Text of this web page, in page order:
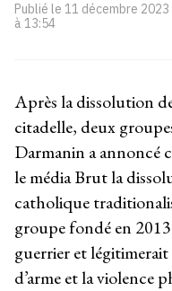
Publié le 11 décembre 2023
à 13:54
Après la dissolution
citadelle, deux
Darmanin a annoncé
le média Brut la
catholique
groupe fondé en
guerrier et
d’arme et la violence